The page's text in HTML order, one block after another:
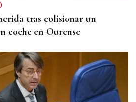
tras colisionar un
coche en Ourense